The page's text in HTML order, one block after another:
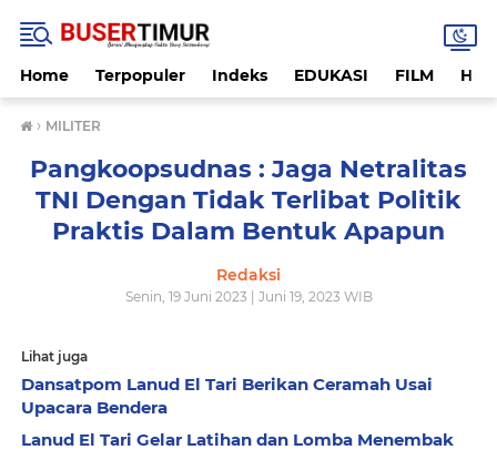
Home Terpopuler Indeks EDUKASI FILM
› MILITER
Pangkoopsudnas : Jaga Netralitas
TNI Dengan Tidak Terlibat Politik
Praktis Dalam Bentuk Apapun
Redaksi
Senin, 19 Juni 2023 | Juni 19, 2023 WIB
Lihat juga
Dansatpom Lanud El Tari Berikan Ceramah Usai
Upacara Bendera
Lanud El Tari Gelar Latihan dan Lomba Menembak